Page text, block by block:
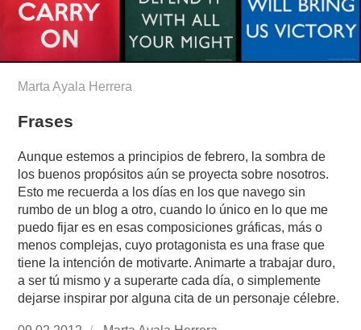
Marta Ayala Herrera
Frases
Aunque estemos a principios de febrero, la sombra de
los buenos propósitos aún se proyecta sobre nosotros.
Esto me recuerda a los días en los que navego sin
rumbo de un blog a otro, cuando lo único en lo que me
puedo fijar es en esas composiciones gráficas, más o
menos complejas, cuyo protagonista es una frase que
tiene la intención de motivarte. Animarte a trabajar duro,
a ser tú mismo y a superarte cada día, o simplemente
dejarse inspirar por alguna cita de un personaje célebre.